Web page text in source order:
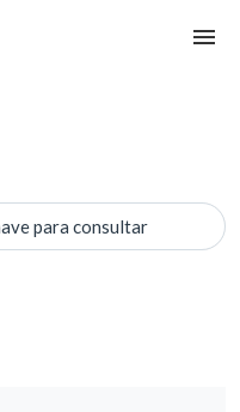
para consultar